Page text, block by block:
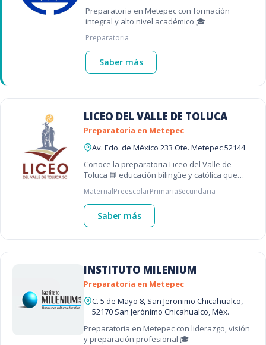
Preparatoria en Metepec con formación
integral y alto nivel académico 🎓
Preparatoria
Saber más
LICEO DEL VALLE DE TOLUCA
Preparatoria en Metepec
Av. Edo. de México 233 Ote. Metepec 52144
Conoce la preparatoria Liceo del Valle de
Toluca 📘 educación bilingüe y católica que
académica desde hace más de 25 añ
MaternalPreescolarPrimariaSecundaria
Saber más
INSTITUTO MILENIUM
Preparatoria en Metepec
C. 5 de Mayo 8, San Jeronimo Chicahualco,
52170 San Jerónimo Chicahualco, Méx.
Preparatoria en Metepec con liderazgo, visión
y preparación profesional 🎓